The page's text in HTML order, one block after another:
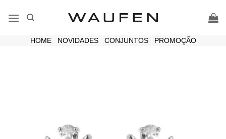
HOME| NOVIDADES| CONJUNTOS| PROMOÇÃO